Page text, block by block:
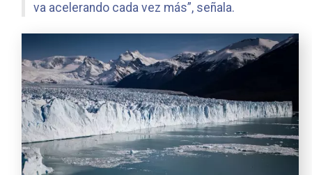
va acelerando cada vez más”, señala.